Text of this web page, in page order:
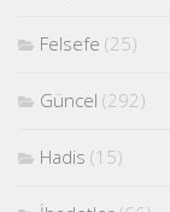
Felsefe (25)
Güncel (292)
Hadis (15)